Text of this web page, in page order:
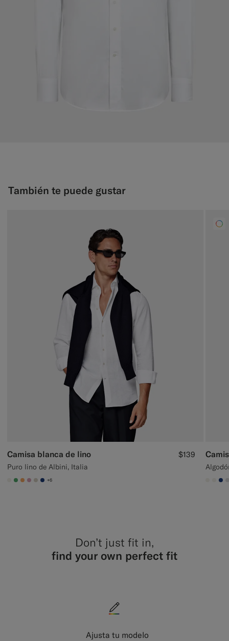
También te puede gustar
Camisa blanca de lino
Puro lino de Albini, Italia
$139
#F1EFE8
#50AA6A
#F9AA62
#DAA1B6
#D7D1C3
#1C3D7A
+6
Don’t just fit in,
find your own perfect fit
Ajusta tu modelo